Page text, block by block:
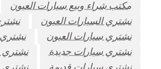
مكتب شراء وبيع سيارات العيون
نشتري السيارات العيون
نشتري سيارات العيون
نشتري سيارات جديدة